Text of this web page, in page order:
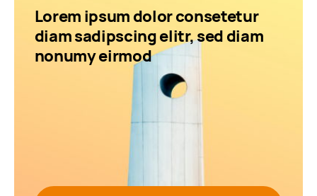
Lorem ipsum dolor consetetur
diam sadipscing elitr, sed diam
nonumy eirmod